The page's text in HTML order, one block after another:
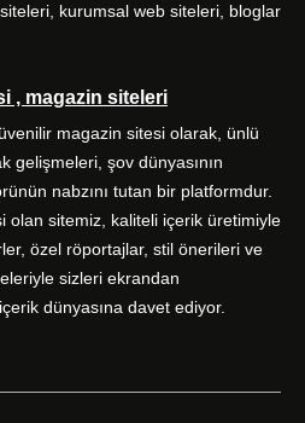
kurumsal web siteleri, bloglar
, magazin siteleri
magazin sitesi olarak, ünlü
gelişmeleri, şov dünyasının
nabzını tutan bir platformdur.
olan sitemiz, kaliteli içerik üretimiyle
özel röportajlar, stil önerileri ve
sizleri ekrandan
dünyasına davet ediyor.